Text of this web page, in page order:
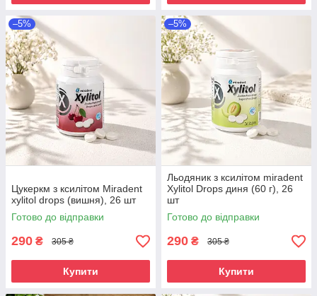
–5%
Цукеркм з ксилітом Miradent
xylitol drops (вишня), 26 шт
Готово до відправки
290 ₴ 305 ₴
Купити
–5%
Льодяник з ксилітом miradent
Xylitol Drops диня (60 г), 26
шт
Готово до відправки
290 ₴ 305 ₴
Купити